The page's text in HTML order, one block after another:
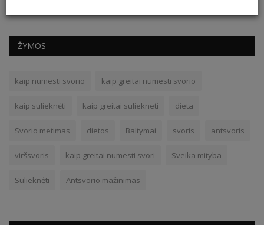
ŽYMOS
kaip numesti svorio kaip greitai numesti svorio
kaip sulieknėti kaip greitai suliekneti dieta
Svorio metimas dietos Baltymai svoris antsvoris
viršsvoris kaip greitai numesti svori Sveika mityba
Sulieknėti Antsvorio mažinimas